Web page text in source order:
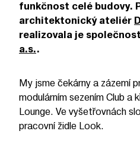
funkčnost celé budovy.
architektonický ateliér
realizovala je společnost
a.s..
My jsme čekárny a zázemí
modulárním sezením Club a
Lounge. Ve vyšetřovnách
pracovní židle Look.